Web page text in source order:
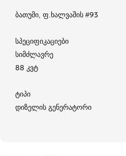
ბათუმი, ფ.ხალვაშის #93
სპეციფიკაციები
სიმძლავრე
88 კვტ
ტიპი
დიზელის გენერატორი